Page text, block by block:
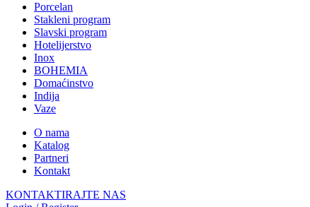
Porcelan
Stakleni program
Slavski program
Hotelijerstvo
Inox
BOHEMIA
Domaćinstvo
Indija
Vaze
O nama
Katalog
Partneri
Kontakt
KONTAKTIRAJTE NAS